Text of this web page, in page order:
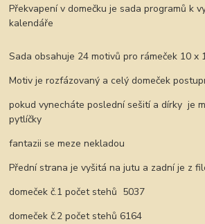
Překvapení v domečku je sada programů k
kalendáře
Sada obsahuje 24 motivů pro rámeček 10 x
Motiv je rozfázovaný a celý domeček
pokud vynecháte poslední sešití a dírky je
pytlíčky
fantazii se meze nekladou
Přední strana je vyšitá na jutu a zadní je z
domeček č.1 počet stehů 5037
domeček č.2 počet stehů 6164